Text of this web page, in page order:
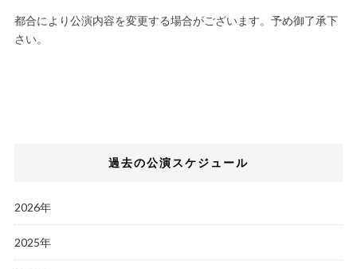
都合により公演内容を変更する場合がございます。予め御了承下
さい。
過去の公演スケジュール
2026年
2025年